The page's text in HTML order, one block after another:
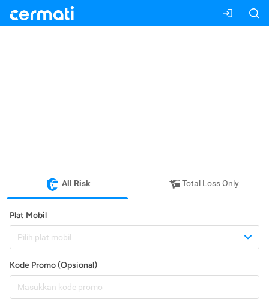
All Risk Total Loss Only
Plat Mobil
Pilih plat mobil
Kode Promo (Opsional)